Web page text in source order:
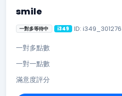
smile
一對多等待中 i349 ID: i349_301276
一對多點數
一對一點數
滿意度評分